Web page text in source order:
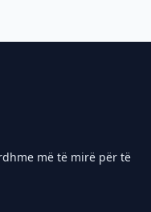
më të mirë për të